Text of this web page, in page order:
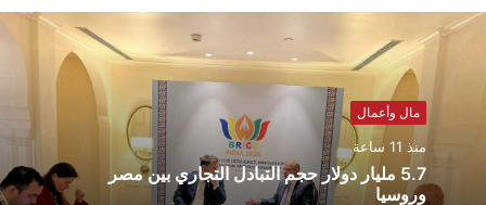
مال وأعمال
منذ 11 ساعة
5.7 مليار دولار حجم التبادل التجاري بين مصر
وروسيا